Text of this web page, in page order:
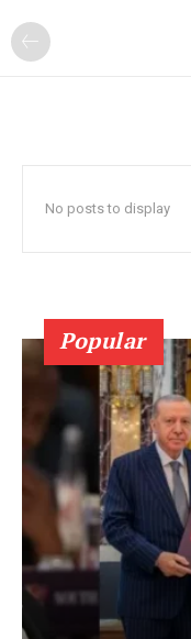
No posts to display
Popular